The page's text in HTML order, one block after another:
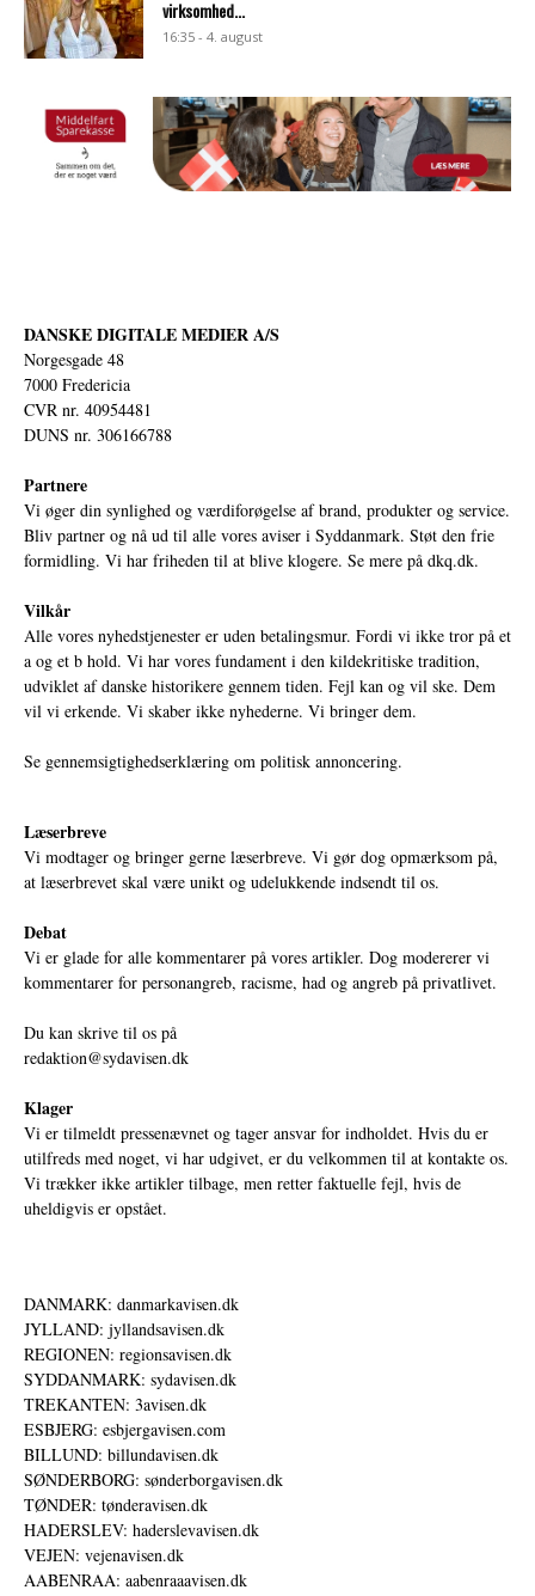
virksomhed...
16:35 - 4. august
DANSKE DIGITALE MEDIER A/S
Norgesgade 48
7000 Fredericia
CVR nr. 40954481
DUNS nr. 306166788
Partnere
Vi øger din synlighed og værdiforøgelse af brand, produkter og service.
Bliv partner og nå ud til alle vores aviser i Syddanmark. Støt den frie
formidling. Vi har friheden til at blive klogere. Se mere på dkq.dk.
Vilkår
Alle vores nyhedstjenester er uden betalingsmur. Fordi vi ikke tror på et
a og et b hold. Vi har vores fundament i den kildekritiske tradition,
udviklet af danske historikere gennem tiden. Fejl kan og vil ske. Dem
vil vi erkende. Vi skaber ikke nyhederne. Vi bringer dem.
Se gennemsigtighedserklæring om politisk annoncering.
Læserbreve
Vi modtager og bringer gerne læserbreve. Vi gør dog opmærksom på,
at læserbrevet skal være unikt og udelukkende indsendt til os.
Debat
Vi er glade for alle kommentarer på vores artikler. Dog modererer vi
kommentarer for personangreb, racisme, had og angreb på privatlivet.
Du kan skrive til os på
redaktion@sydavisen.dk
Klager
Vi er tilmeldt pressenævnet og tager ansvar for indholdet. Hvis du er
utilfreds med noget, vi har udgivet, er du velkommen til at kontakte os.
Vi trækker ikke artikler tilbage, men retter faktuelle fejl, hvis de
uheldigvis er opstået.
DANMARK: danmarkavisen.dk
JYLLAND: jyllandsavisen.dk
REGIONEN: regionsavisen.dk
SYDDANMARK: sydavisen.dk
TREKANTEN: 3avisen.dk
ESBJERG: esbjergavisen.com
BILLUND: billundavisen.dk
SØNDERBORG: sønderborgavisen.dk
TØNDER: tønderavisen.dk
HADERSLEV: haderslevavisen.dk
VEJEN: vejenavisen.dk
AABENRAA: aabenraaavisen.dk